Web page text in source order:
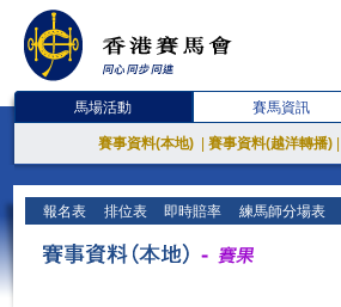
馬場活動 賽馬資訊
賽事資料(本地) 賽事資料(越洋轉播)
報名表 排位表 即時賠率 練馬師分場表